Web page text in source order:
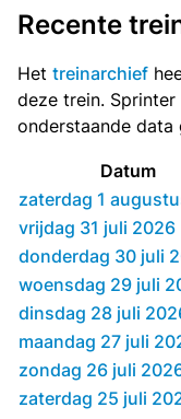
Recente
Het treinarchief
deze trein.
onderstaande data
Datum
zaterdag 1
vrijdag 31 juli 2026
donderdag 30 juli
woensdag 29 juli
dinsdag 28 juli
maandag 27 juli
zondag 26 juli
zaterdag 25 juli